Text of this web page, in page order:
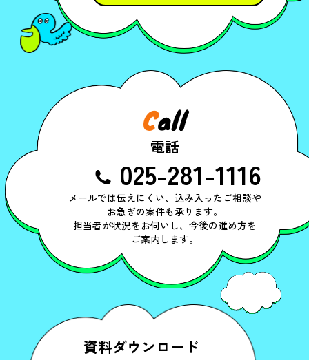
Call
電話
025-281-1116
メールでは伝えにくい、込み入ったご相談や
お急ぎの案件も承ります。
担当者が状況をお伺いし、今後の進め方を
ご案内します。
資料ダウンロード